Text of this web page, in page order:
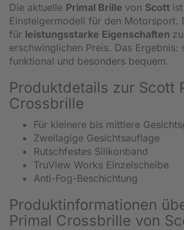
Die aktuelle Primal Brille von Scott
Einsteigermodell für den Motorsport.
für leistungsstarke Eigenschaften
erschwinglichen Preis. Das Ergebnis:
funktional und besonders bequem.
Produktdetails zur Scott
Crossbrille
Für kleinere bis mittlere
Zweilagige Gesichtsauflage
Rutschfestes Silikonband
TruView Works Einzelscheibe
Anti-Fog-Beschichtung
Produktinformationen
Primal Crossbrille von